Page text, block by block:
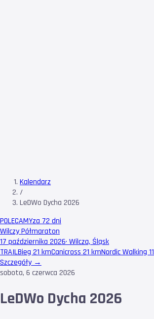
Kalendarz
/
LeDWo Dycha 2026
POLECAMYza 72 dni
Wilczy Półmaraton
17 października 2026· Wilcza, Śląsk
TRAILBieg 21 kmCanicross 21 kmNordic Walking
Szczegóły →
sobota, 6 czerwca 2026
LeDWo Dycha 2026